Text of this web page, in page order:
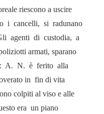
riescono a uscire
i cancelli, si radunano
agenti di custodia, a
armati, sparano
A. N. è ferito alla
in fin di vita
colpiti al viso e alle
era un piano